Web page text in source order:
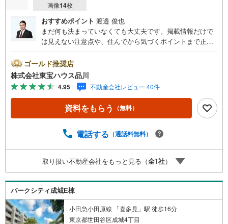
画像14枚
おすすめポイント 渡邉 俊也
まだ何も決まっていなくても大丈夫です。掲載情報だけで
は見えない注意点や、住んでから気づくポイントまで正直
とも包み隠さずお伝えし、「納得して選ぶ」ためのサポー
トを大切にしています。現地でしか分からないリアルな情
報も含めて、一緒に後悔しない住まい探しを進めていきま
しょう。まずはお気軽にご相談ください。【Yahoo！ 不動
産キャンペーン対象店舗】当店で物件を成約するとPayPay
ボーナスライトがもらえる「Yahoo！ 不動産 物件ご成約キ
予約をする」ボタンからお問い合わせください。※必ずYah
スライトは出金と譲渡はできません。ご案内・詳細な資料
のご請求はお気軽にどうぞ♪お電話でのお問い合わせも常
時受け付けております！お気軽にお問い合わせください。
ゴールド推奨店
株式会社東宝ハウス品川
4.95 不動産会社レビュー 40件
資料をもらう （無料）
電話する （通話料無料）
取り扱い不動産会社をもっと見る（全1社）
パークシティ成城E棟
小田急小田原線 「喜多見」駅 徒歩16分
東京都世田谷区成城4丁目